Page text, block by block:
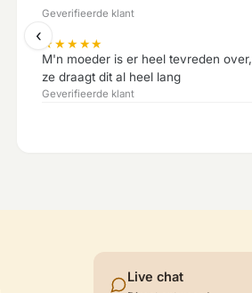
Geverifieerde klant
★★★★★
M'n moeder is er heel tevreden over,
ze draagt dit al heel lang
Geverifieerde klant
‹
Live chat